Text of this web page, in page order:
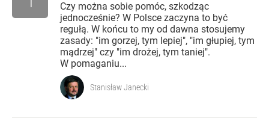
Czy można sobie pomóc, szkodząc
jednocześnie? W Polsce zaczyna to być
regułą. W końcu to my od dawna stosujemy
zasady: "im gorzej, tym lepiej", "im głupiej, tym
mądrzej" czy "im drożej, tym taniej".
W pomaganiu...
Stanisław Janecki